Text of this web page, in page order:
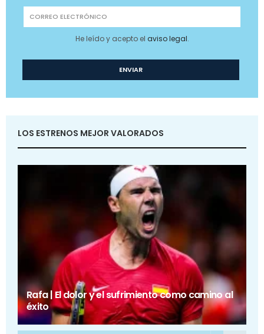
He leído y acepto el aviso legal.
LOS ESTRENOS MEJOR VALORADOS
Rafa | El dolor y el sufrimiento como camino al
éxito